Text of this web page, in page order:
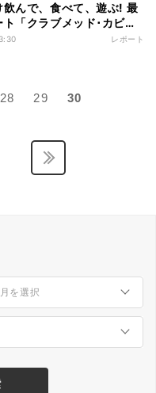
飲んで、食べて、遊ぶ! 最
「クラブメッド･カビラ
レポート
28 29 30